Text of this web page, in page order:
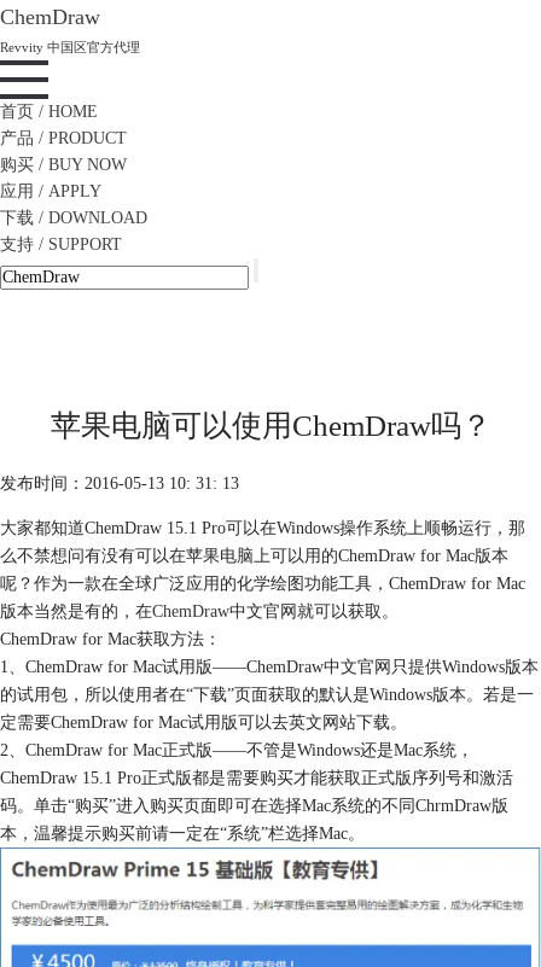
ChemDraw
Revvity 中国区官方代理
首页 / HOME
产品 / PRODUCT
购买 / BUY NOW
应用 / APPLY
下载 / DOWNLOAD
支持 / SUPPORT
苹果电脑可以使用ChemDraw吗？
发布时间：2016-05-13 10: 31: 13
大家都知道ChemDraw 15.1 Pro可以在Windows操作系统上顺畅运行，那
么不禁想问有没有可以在苹果电脑上可以用的ChemDraw for Mac版本
呢？作为一款在全球广泛应用的化学绘图功能工具，ChemDraw for Mac
版本当然是有的，在ChemDraw中文官网就可以获取。
ChemDraw for Mac获取方法：
1、ChemDraw for Mac试用版——ChemDraw中文官网只提供Windows版本
的试用包，所以使用者在“下载”页面获取的默认是Windows版本。若是一
定需要ChemDraw for Mac试用版可以去英文网站下载。
2、ChemDraw for Mac正式版——不管是Windows还是Mac系统，
ChemDraw 15.1 Pro正式版都是需要购买才能获取正式版序列号和激活
码。单击“购买”进入购买页面即可在选择Mac系统的不同ChrmDraw版
本，温馨提示购买前请一定在“系统”栏选择Mac。